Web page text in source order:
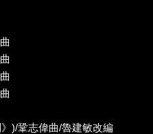
)/鞏志偉曲/魯建敏改編